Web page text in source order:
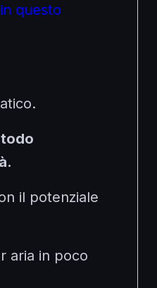
questo
il potenziale
aria in poco